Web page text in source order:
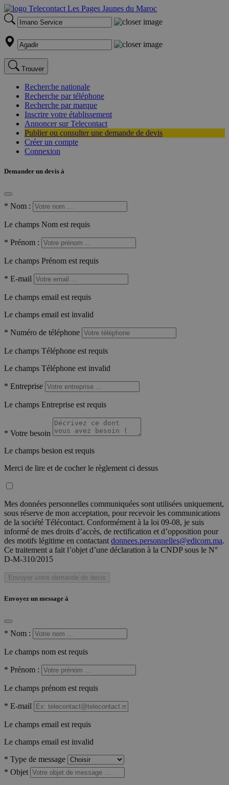
Trouver
Recherche nationale
Recherche par téléphone
Recherche par marque
Inscrire votre établissement
Annoncer sur Telecontact
Publier ou consulter une demande de devis
Créer un compte
Connexion
Demander un devis à
* Nom :
Le champs Nom est requis
* Prénom :
Le champs Prénom est requis
* E-mail
Le champs email est requis
Le champs email est invalid
* Numéro de téléphone
Le champs Téléphone est requis
Le champs Téléphone est invalid
* Entreprise
Le champs Entreprise est requis
* Votre besoin
Le champs besion est requis
Merci de lire et de cocher le règlement ci dessus
Mes données personnelles communiquées sont utilisées uniquement,
sous réserve de mon acceptation, pour recevoir les communications
de la société Télécontact. Conformément à la loi 09-08, je suis
informé de mes droits d’accès, de rectification et d’opposition pour
des motifs légitime en contactant donnees.personnelles@edicom.ma.
Ce traitement a fait l’objet d’une déclaration à la CNDP sous le N°
D-M-310/2015
Envoyer votre demande de devis
Envoyez un message à
* Nom :
Le champs nom est requis
* Prénom :
Le champs prénom est requis
* E-mail
Le champs email est requis
Le champs email est invalid
* Type de message
* Objet